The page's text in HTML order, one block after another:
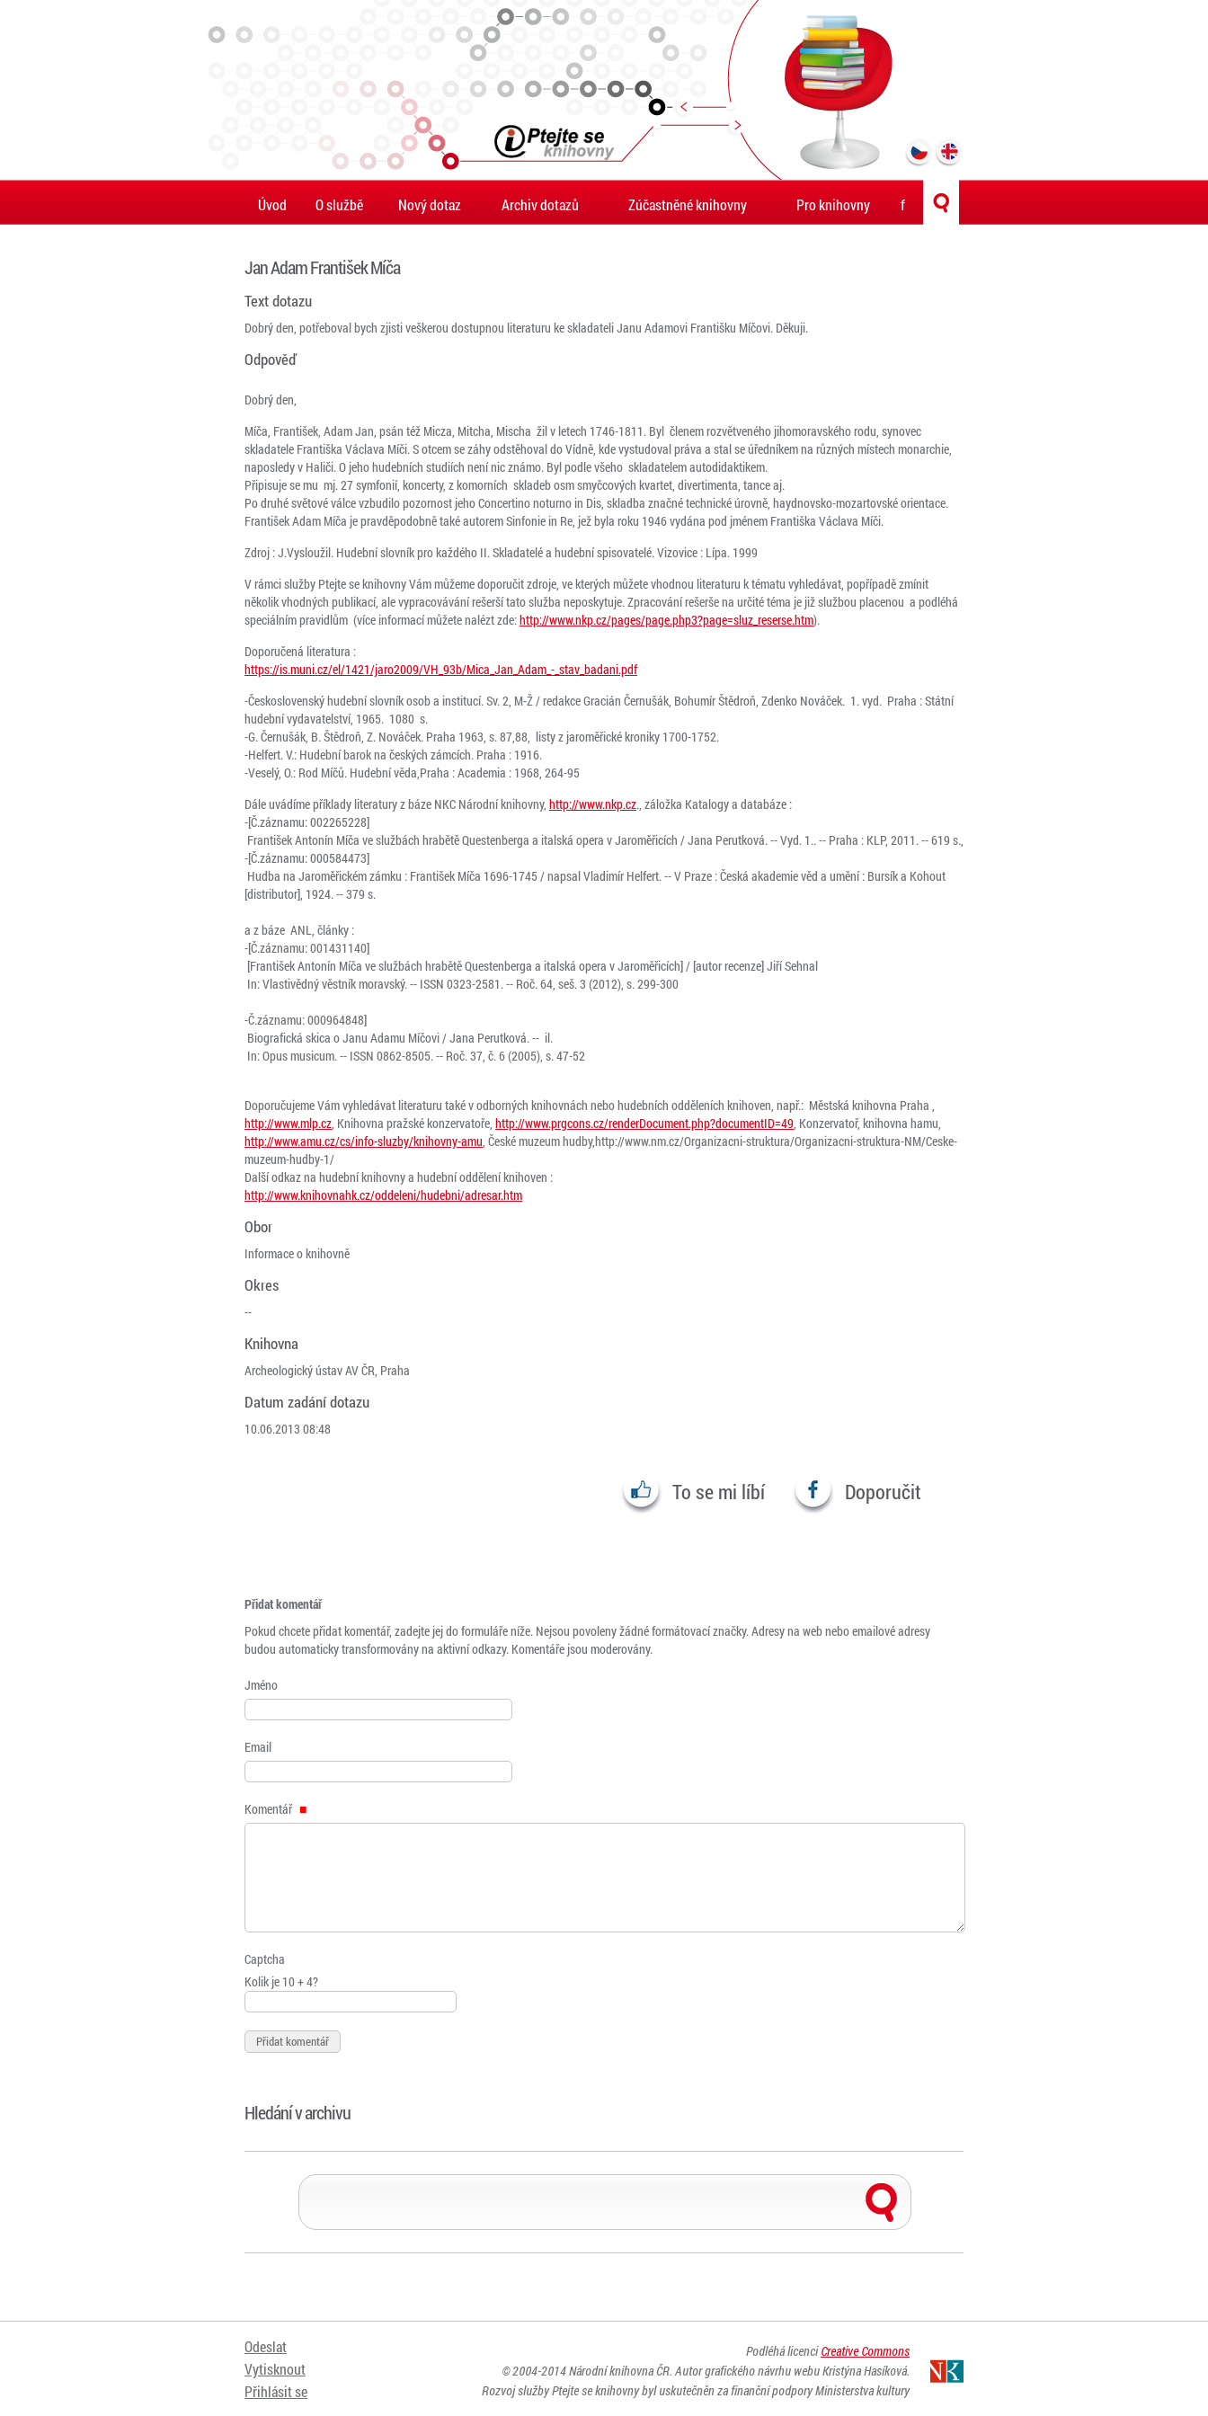
Úvod O službě Nový dotaz Archiv dotazů Zúčastněné knihovny Pro knihovny f
Jan Adam František Míča
Text dotazu
Dobrý den, potřeboval bych zjisti veškerou dostupnou literaturu ke skladateli Janu Adamovi Františku Míčovi. Děkuji.
Odpověď
Dobrý den,
Míča, František, Adam Jan, psán též Micza, Mitcha, Mischa žil v letech 1746-1811. Byl členem rozvětveného jihomoravského rodu, synovec
skladatele Františka Václava Míči. S otcem se záhy odstěhoval do Vídně, kde vystudoval práva a stal se úředníkem na různých místech monarchie,
naposledy v Haliči. O jeho hudebních studiích není nic známo. Byl podle všeho skladatelem autodidaktikem.
Připisuje se mu mj. 27 symfonií, koncerty, z komorních skladeb osm smyčcových kvartet, divertimenta, tance aj.
Po druhé světové válce vzbudilo pozornost jeho Concertino noturno in Dis, skladba značné technické úrovně, haydnovsko-mozartovské orientace.
František Adam Míča je pravděpodobně také autorem Sinfonie in Re, jež byla roku 1946 vydána pod jménem Františka Václava Míči.
Zdroj : J.Vysloužil. Hudební slovník pro každého II. Skladatelé a hudební spisovatelé. Vizovice : Lípa. 1999
V rámci služby Ptejte se knihovny Vám můžeme doporučit zdroje, ve kterých můžete vhodnou literaturu k tématu vyhledávat, popřípadě zmínit
několik vhodných publikací, ale vypracovávání rešerší tato služba neposkytuje. Zpracování rešerše na určité téma je již službou placenou a podléhá
speciálním pravidlům (více informací můžete nalézt zde:http://www.nkp.cz/pages/page.php3?page=sluz_reserse.htm).
Doporučená literatura :
https://is.muni.cz/el/1421/jaro2009/VH_93b/Mica_Jan_Adam_-_stav_badani.pdf
-Československý hudební slovník osob a institucí. Sv. 2, M-Ž / redakce Gracián Černušák, Bohumír Štědroň, Zdenko Nováček. 1. vyd. Praha : Státní
hudební vydavatelství, 1965. 1080 s.
-G. Černušák, B. Štědroň, Z. Nováček. Praha 1963, s. 87,88, listy z jaroměřické kroniky 1700-1752.
-Helfert. V.: Hudební barok na českých zámcích. Praha : 1916.
-Veselý, O.: Rod Míčů. Hudební věda,Praha : Academia : 1968, 264-95
Dále uvádíme příklady literatury z báze NKC Národní knihovny, http://www.nkp.cz., záložka Katalogy a databáze :
-[Č.záznamu: 002265228]
František Antonín Míča ve službách hrabětě Questenberga a italská opera v Jaroměřicích / Jana Perutková. -- Vyd. 1.. -- Praha : KLP, 2011. -- 619 s.,
-[Č.záznamu: 000584473]
Hudba na Jaroměřickém zámku : František Míča 1696-1745 / napsal Vladimír Helfert. -- V Praze : Česká akademie věd a umění : Bursík a Kohout
[distributor], 1924. -- 379 s.
a z báze ANL, články :
-[Č.záznamu: 001431140]
[František Antonín Míča ve službách hrabětě Questenberga a italská opera v Jaroměřicích] / [autor recenze] Jiří Sehnal
In: Vlastivědný věstník moravský. -- ISSN 0323-2581. -- Roč. 64, seš. 3 (2012), s. 299-300
-Č.záznamu: 000964848]
Biografická skica o Janu Adamu Míčovi / Jana Perutková. -- il.
In: Opus musicum. -- ISSN 0862-8505. -- Roč. 37, č. 6 (2005), s. 47-52
Doporučujeme Vám vyhledávat literaturu také v odborných knihovnách nebo hudebních odděleních knihoven, např.: Městská knihovna Praha ,
http://www.mlp.cz, Knihovna pražské konzervatoře, http://www.prgcons.cz/renderDocument.php?documentID=49, Konzervatoř, knihovna hamu,
http://www.amu.cz/cs/info-sluzby/knihovny-amu, České muzeum hudby,http://www.nm.cz/Organizacni-struktura/Organizacni-struktura-NM/Ceske-
muzeum-hudby-1/
Další odkaz na hudební knihovny a hudební oddělení knihoven :
http://www.knihovnahk.cz/oddeleni/hudebni/adresar.htm
Obor
Informace o knihovně
Okres
--
Knihovna
Archeologický ústav AV ČR, Praha
Datum zadání dotazu
10.06.2013 08:48
To se mi líbí Doporučit
Přidat komentář
Pokud chcete přidat komentář, zadejte jej do formuláře níže. Nejsou povoleny žádné formátovací značky. Adresy na web nebo emailové adresy
budou automaticky transformovány na aktivní odkazy. Komentáře jsou moderovány.
Jméno
Email
Komentář
Captcha
Kolik je 10 + 4?
Hledání v archivu
Odeslat
Vytisknout
Přihlásit se
Podléhá licenciCreative Commons
© 2004-2014Národní knihovna ČR. Autor grafického návrhu webu Kristýna Hasíková.
Rozvoj služby Ptejte se knihovny byl uskutečněn za finanční podpory Ministerstva kultury